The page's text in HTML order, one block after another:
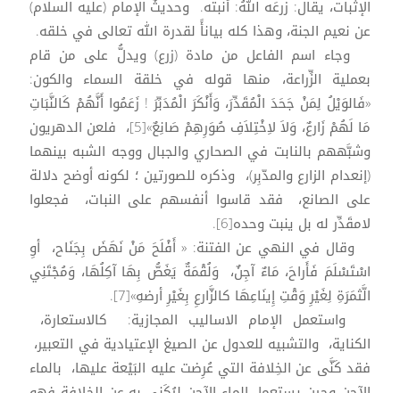
الإثبات، يقال: زرعَه اللهُ: أنبته. وحديثٌ الإمام (عليه السلام)
عن نعيم الجنة، وهذا كله بيانأً لقدرة الله تعالى في خلقه.
وجاء اسم الفاعل من مادة (زرع) ويدلُّ على من قام
بعملية الزِّراعة، منها قوله في خلقة السماء والكون:
«فَالوَيْلُ لِمَنْ جَحَدَ الْمُقَدِّرَ، وَأَنْكَرَ الْمُدَبِّرَ ! زَعَمُوا أَنَّهُمْ كَالنَّبَاتِ
مَا لَهُمْ زَارعٌ، وَلاَ لاِخْتِلاَفِ صُوَرِهِمْ صَانِعٌ»[5]، فلعن الدهريون
وشبَّههم بالنابت في الصحاري والجبال ووجه الشبه بينهما
(إنعدام الزارع والمدّبِر)، وذكره للصورتين ؛ لكونه أوضح دلالة
على الصانع، فقد قاسوا أنفسهم على النبات، فجعلوا
لامقَدِّر له بل ينبت وحده[6].
وقال في النهي عن الفتنة: « أَفْلَحَ مَنْ نَهَضَ بِجَنَاح، أوِ
اسْتَسْلَمَ فَأَراحَ، مَاءٌ آجِنٌ، وَلُقْمَةٌ يَغَصُّ بِهَا آكِلُهَا، وَمُجْتَنِي
الَّثمَرَةِ لِغَيْرِ وَقْتِ إِينَاعِهَا كالزَّارعِ بِغَيْرِ أرضهِ»[7].
واستعمل الإمام الاساليب المجازية: كالاستعارة،
الكناية، والتشبيه للعدول عن الصيغ الإعتيادية في التعبير،
فقد كَنَّى عن الخِلافة التي عُرِضت عليه البَيْعة عليها، بالماء